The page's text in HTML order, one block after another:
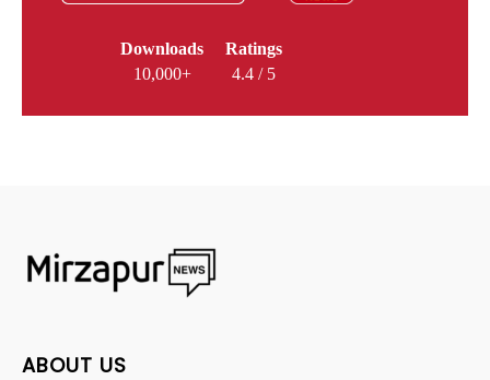
Downloads
10,000+
Ratings
4.4 / 5
ABOUT US